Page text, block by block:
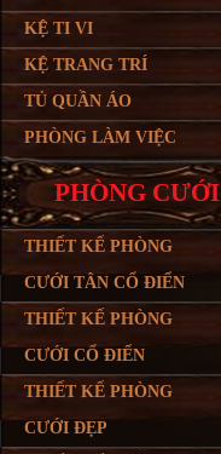
KỆ TI VI
KỆ TRANG TRÍ
TỦ QUẦN ÁO
PHÒNG LÀM VIỆC
PHÒNG CƯỚI
THIẾT KẾ PHÒNG
CƯỚI TÂN CỔ ĐIỂN
THIẾT KẾ PHÒNG
CƯỚI CỔ ĐIỂN
THIẾT KẾ PHÒNG
CƯỚI ĐẸP